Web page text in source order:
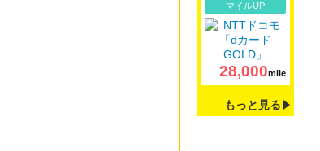
マイルUP
28,000mile
もっと見る